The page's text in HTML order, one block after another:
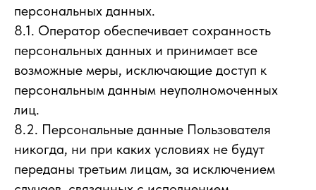
персональных данных.
8.1. Оператор обеспечивает сохранность
персональных данных и принимает все
возможные меры, исключающие доступ к
персональным данным неуполномоченных
лиц.
8.2. Персональные данные Пользователя
никогда, ни при каких условиях не будут
переданы третьим лицам, за исключением